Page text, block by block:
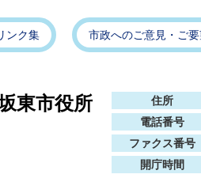
ンク集 市政へのご意見・ご
東市役所 住所
電話番号
ファクス番号
開庁時間